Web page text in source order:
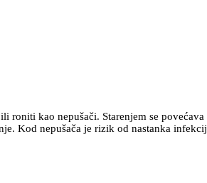
roniti kao nepušači. Starenjem se
Kod nepušača je rizik od nastanka